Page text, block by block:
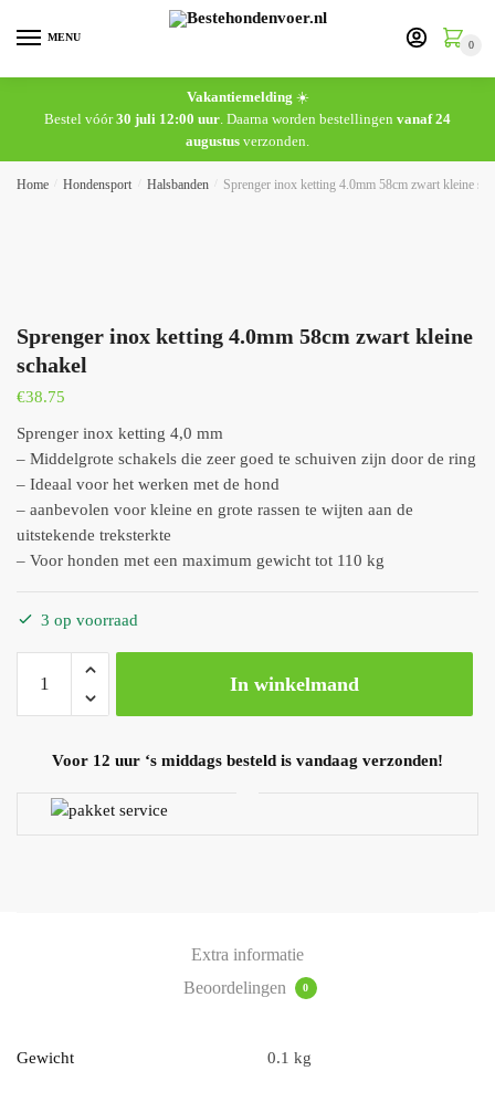
MENU
0
Vakantiemelding ☀️
Bestel vóór30 juli 12:00 uur . Daarna worden bestellingen vanaf 24
augustus verzonden.
Home Hondensport Halsbanden Sprenger inox ketting 4.0mm 58cm zwart kleine
Sprenger inox ketting 4.0mm 58cm zwart kleine
schakel
€38.75
Sprenger inox ketting 4,0 mm
– Middelgrote schakels die zeer goed te schuiven zijn door de ring
– Ideaal voor het werken met de hond
– aanbevolen voor kleine en grote rassen te wijten aan de
uitstekende treksterkte
– Voor honden met een maximum gewicht tot 110 kg
3 op voorraad
In winkelmand
Voor 12 uur ‘s middags besteld is vandaag verzonden!
Extra informatie
Beoordelingen
0
Gewicht 0.1 kg